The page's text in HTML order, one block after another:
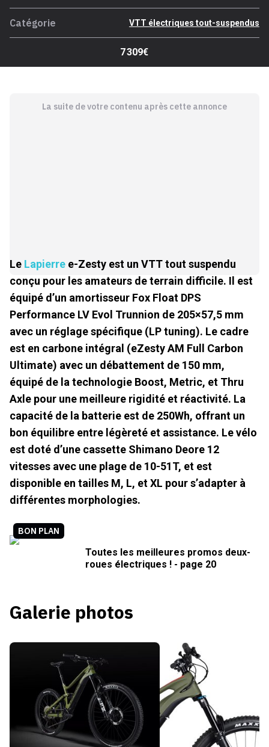
Catégorie VTT électriques tout-suspendus
7 309€
La suite de votre contenu après cette annonce
Le Lapierre e-Zesty est un VTT tout suspendu
conçu pour les amateurs de terrain difficile. Il est
équipé d’un amortisseur Fox Float DPS
Performance LV Evol Trunnion de 205×57,5 mm
avec un réglage spécifique (LP tuning). Le cadre
est en carbone intégral (eZesty AM Full Carbon
Ultimate) avec un débattement de 150 mm,
équipé de la technologie Boost, Metric, et Thru
Axle pour une meilleure rigidité et réactivité. La
capacité de la batterie est de 250Wh, offrant un
bon équilibre entre légèreté et assistance. Le vélo
est doté d’une cassette Shimano Deore 12
vitesses avec une plage de 10-51T, et est
disponible en tailles M, L, et XL pour s’adapter à
différentes morphologies.
BON PLAN
Toutes les meilleures promos deux-
roues électriques ! - page 20
Galerie photos